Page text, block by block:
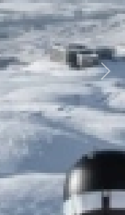
Next